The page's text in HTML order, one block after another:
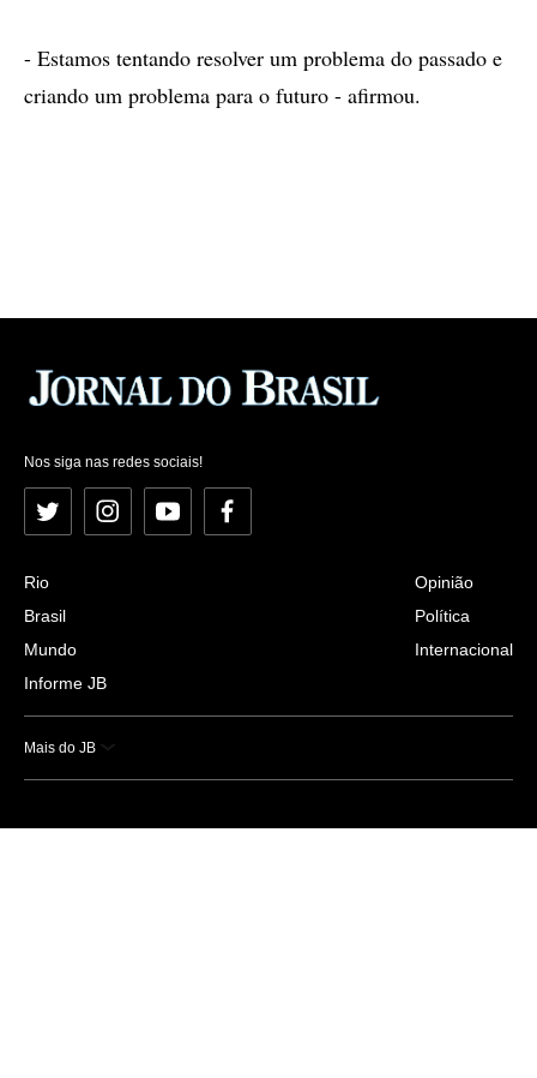
- Estamos tentando resolver um problema do passado e
criando um problema para o futuro - afirmou.
Nos siga nas redes sociais!
Twitter InstagramYouTubeFacebook
Rio
Brasil
Mundo
Informe JB
Opinião
Política
Internacional
Mais do JB
Esportes